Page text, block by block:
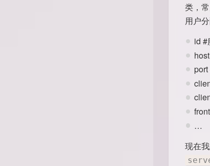
类，
用户
id #
…
现在